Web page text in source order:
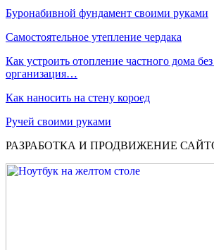
Буронабивной фундамент своими руками
Самостоятельное утепление чердака
Как устроить отопление частного дома без
организация…
Как наносить на стену короед
Ручей своими руками
РАЗРАБОТКА И ПРОДВИЖЕНИЕ